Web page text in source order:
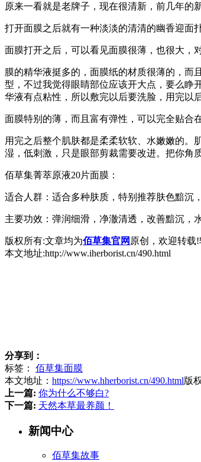
原来一看就是老牌子，现在很清新，前几年的
打开面膜之后就有一种淡淡的清清的幽香迎面
面膜打开之后，可以看见面膜很薄，也很大，
膜的精华液挺多的，面膜纸的材质很薄的，而
型，不过我觉得眼睛部位应该开大点，要么睁
华液有点粘性，所以敷完以后要洗脸，用完以
面膜特别的薄，而且富有弹性，可以完全贴合
用完之后整个肌肤都是柔柔软软、水嫩嫩的。
湿，低刺激，只是眼部剪裁需要改进。把你角
佰草集菁萃原液20片面膜：
适合人群：适合多种肤质，特别推荐肤色黯沉
主要功效：弹润细滑，净澈清透，改善黯沉，
版权所有:文章均为佰草集官网 原创，欢迎转载
本文地址:http://www.iherborist.cn/490.html
分享到：
标签： 佰草集面膜
本文地址： https://www.hherborist.cn/490.html版
上一篇: 你为什么不够白?
下一篇: 天然本草最养颜！
新闻中心
佰草集故事